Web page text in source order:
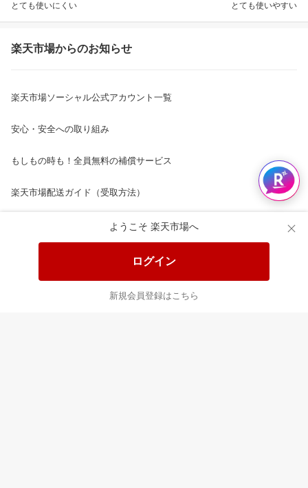
ようこそ 楽天市場へ
ログイン
新規会員登録はこちら
とても使いにくい とても使いやすい
楽天市場からのお知らせ
楽天市場ソーシャル公式アカウント一覧
安心・安全への取り組み
もしもの時も！全員無料の補償サービス
楽天市場配送ガイド（受取方法）
楽天にお店を開きませんか？
楽天ショッピングサービスご利用規約